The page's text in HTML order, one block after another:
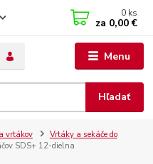
Menu
Hľadať
0 ks
za 0,00 €
vrtákov
Vrtáky a sekáče do
SDS+ 12-dielna